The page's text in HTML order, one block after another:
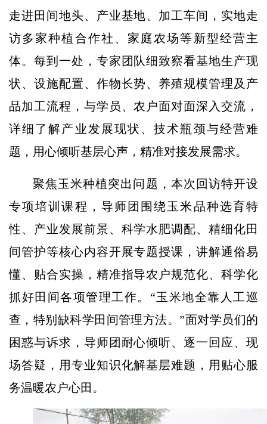
走进田间地头、产业基地、加工车间，实地走
访多家种植合作社、家庭农场等新型经营主
体。每到一处，专家团队细致察看基地生产现
状、设施配置、作物长势、养殖规模管理及产
品加工流程，与学员、农户面对面深入交流，
详细了解产业发展现状、技术瓶颈与经营难
题，用心倾听基层心声，精准对接发展需求。
聚焦玉米种植突出问题，本次回访特开设
专项培训课程，导师团围绕玉米品种选育特
性、产业发展前景、科学水肥调配、精细化田
间管护等核心内容开展专题授课，讲解通俗易
懂、贴合实操，精准指导农户规范化、科学化
抓好田间各项管理工作。“玉米地全靠人工巡
查，特别缺科学田间管理方法。”面对学员们的
困惑与诉求，导师团耐心倾听、逐一回应、现
场答疑，用专业知识化解基层难题，用贴心服
务温暖农户心田。